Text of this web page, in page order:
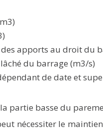
apports au droit du
du barrage (m3/s)
de date et
partie basse du
nécessiter le